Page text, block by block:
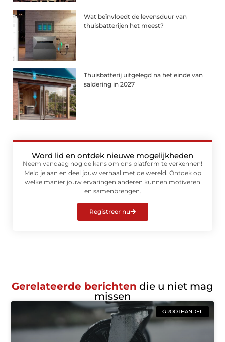
Wat beïnvloedt de levensduur van
thuisbatterijen het meest?
Thuisbatterij uitgelegd na het einde van
saldering in 2027
Word lid en ontdek nieuwe mogelijkheden
Neem vandaag nog de kans om ons platform te verkennen!
Meld je aan en deel jouw verhaal met de wereld. Ontdek op
welke manier jouw ervaringen anderen kunnen motiveren
en samenbrengen.
Registreer nu
Gerelateerde berichten die u niet mag
missen
GROOTHANDEL